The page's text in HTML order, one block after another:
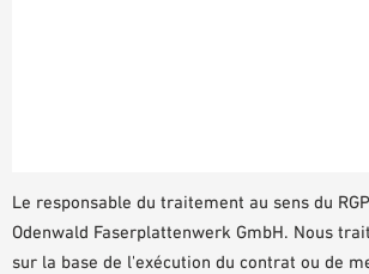
Le responsable du traitement au sens du
Odenwald Faserplattenwerk GmbH. Nous
sur la base de l'exécution du contrat ou de